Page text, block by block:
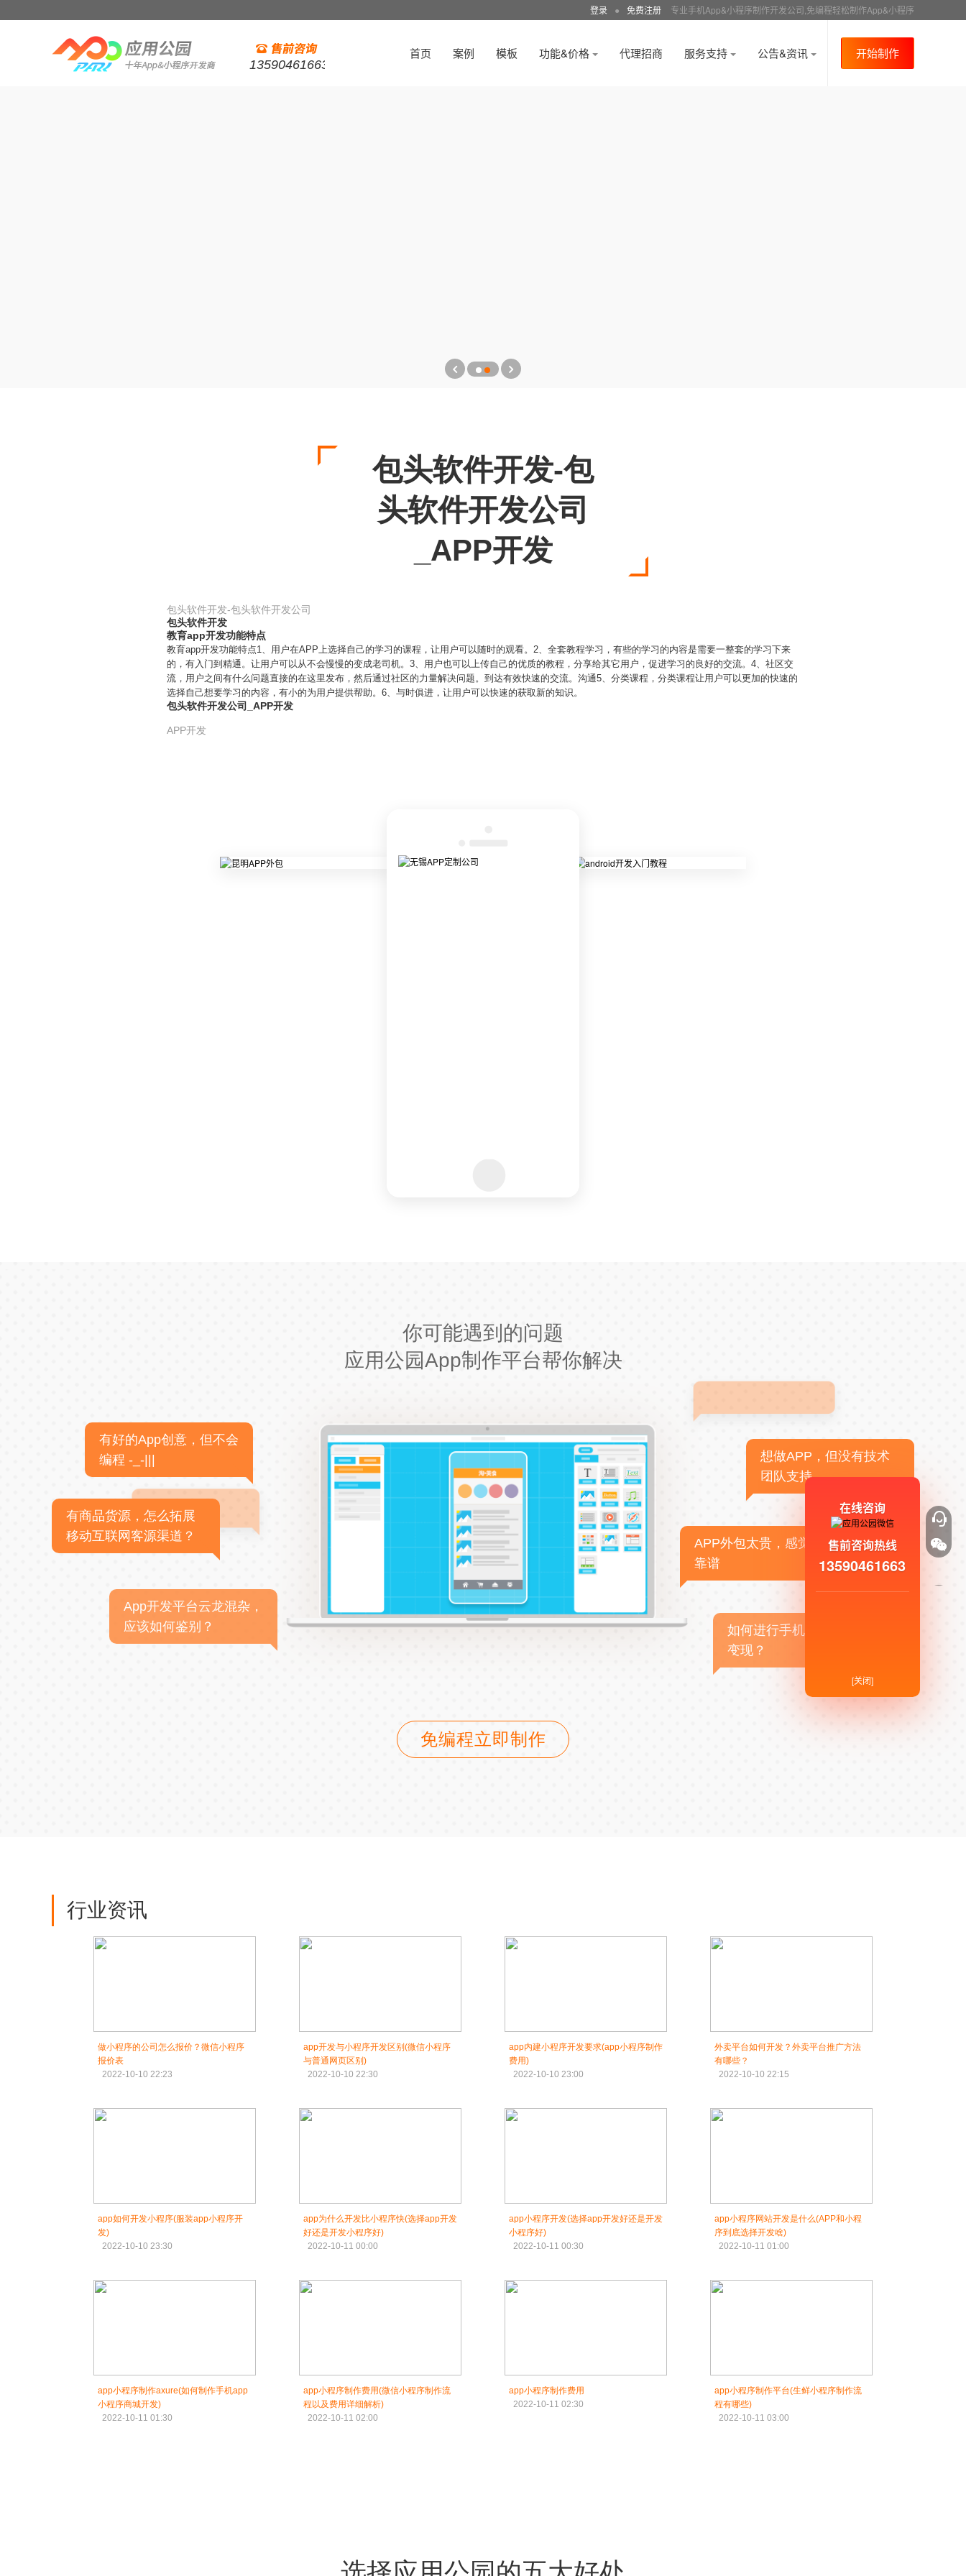
登录 ● 免费注册 专业手机App&小程序制作开发公司,免编程轻松制作App&小程序
13590461663
首页 案例 模板 功能&价格 代理招商 服务支持 公告&资讯 开始制作
包头软件开发-包
头软件开发公司
_APP开发
包头软件开发-包头软件开发公司
包头软件开发
教育app开发功能特点
教育app开发功能特点1、用户在APP上选择自己的学习的课程，让用户可以随时的观看。2、全套教程学习，有些的学习的内容是需要一整套的学习下来
的，有入门到精通。让用户可以从不会慢慢的变成老司机。3、用户也可以上传自己的优质的教程，分享给其它用户，促进学习的良好的交流。4、社区交
流，用户之间有什么问题直接的在这里发布，然后通过社区的力量解决问题。到达有效快速的交流。沟通5、分类课程，分类课程让用户可以更加的快速的
选择自己想要学习的内容，有小的为用户提供帮助。6、与时俱进，让用户可以快速的获取新的知识。
包头软件开发公司_APP开发
APP开发
你可能遇到的问题
应用公园App制作平台帮你解决
有好的App创意，但不会
编程 -_-|||
有商品货源，怎么拓展
移动互联网客源渠道？
App开发平台云龙混杂，
应该如何鉴别？
想做APP，但没有技术
团队支持
APP外包太贵，感觉不
靠谱
如何进行手机APP商业
变现？
免编程立即制作
行业资讯
做小程序的公司怎么报价？微信小程序
报价表
2022-10-10 22:23
app开发与小程序开发区别(微信小程序
与普通网页区别)
2022-10-10 22:30
app内建小程序开发要求(app小程序制作
费用)
2022-10-10 23:00
外卖平台如何开发？外卖平台推广方法
有哪些？
2022-10-10 22:15
app如何开发小程序(服装app小程序开
发)
2022-10-10 23:30
app为什么开发比小程序快(选择app开发
好还是开发小程序好)
2022-10-11 00:00
app小程序开发(选择app开发好还是开发
小程序好)
2022-10-11 00:30
app小程序网站开发是什么(APP和小程
序到底选择开发啥)
2022-10-11 01:00
app小程序制作axure(如何制作手机app
小程序商城开发)
2022-10-11 01:30
app小程序制作费用(微信小程序制作流
程以及费用详细解析)
2022-10-11 02:00
app小程序制作费用
2022-10-11 02:30
app小程序制作平台(生鲜小程序制作流
程有哪些)
2022-10-11 03:00
在线咨询
售前咨询热线
13590461663
[关闭]